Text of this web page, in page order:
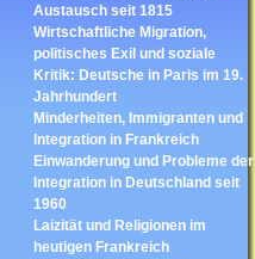
Austausch seit 1815
Wirtschaftliche Migration,
politisches Exil und soziale
Kritik: Deutsche in Paris im 19.
Jahrhundert
Minderheiten, Immigranten und
Integration in Frankreich
Einwanderung und Probleme der
Integration in Deutschland seit
1960
Laizität und Religionen im
heutigen Frankreich